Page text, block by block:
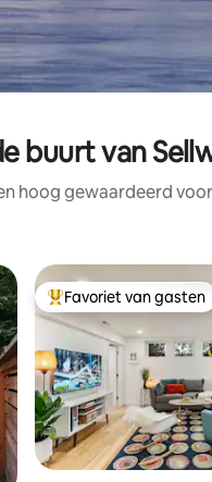
buurt van
hoog gewaardeerd
Topfavoriet van gasten
Favoriet van gasten